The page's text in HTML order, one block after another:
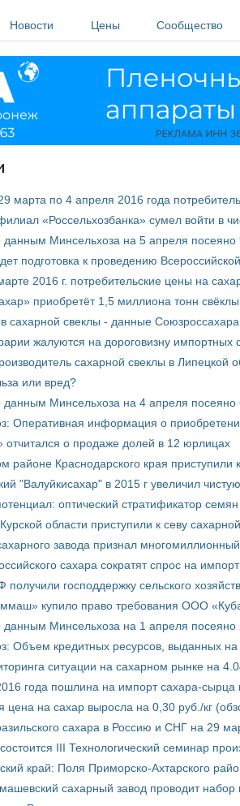
Новости
Цены Сообщество
марта по 4 апреля 2016 года
«Россельхозбанка» сумел войти в
данным Минсельхоза на 5 апреля посеяно
подготовка к проведению
2016 г. потребительские цены на
приобретёт 1,5 миллиона тонн
сахарной свеклы - данные
жалуются на дороговизну импортных
сахарной свеклы в Липецкой
или вред?
данным Минсельхоза на 4 апреля посеяно
Оперативная информация о
отчитался о продаже долей в 12 юрлицах
районе Краснодарского края приступили
"Валуйкисахар" в 2015 г увеличил
оптический стратификатор
области приступили к севу
завода признал
сахара сократят спрос на
получили господдержку сельского
купило право требования ООО
данным Минсельхоза на 1 апреля посеяно
Объем кредитных ресурсов, выданных
ситуации на сахарном рынке на
года пошлина на импорт сахара-
цена на сахар выросла на 0,30 руб./кг
сахара в Россию и СНГ на 29
III Технологический семинар
край: Поля Приморско-Ахтарского
сахарный завод проводит набор